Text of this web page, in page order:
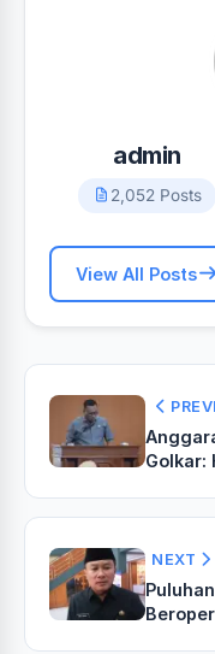
admin
2,052 Posts
View All Posts
Golkar:
NEXT